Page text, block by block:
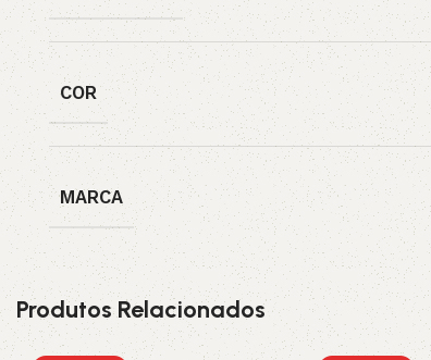
COR
MARCA
Produtos Relacionados